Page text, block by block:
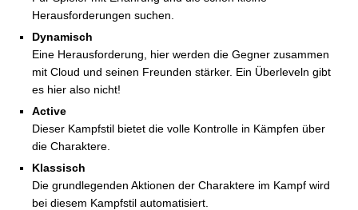
Herausforderungen suchen.
Dynamisch
Eine Herausforderung, hier werden die Gegner zusammen
mit Cloud und seinen Freunden stärker. Ein Überleveln gibt
es hier also nicht!
Active
Dieser Kampfstil bietet die volle Kontrolle in Kämpfen über
die Charaktere.
Klassisch
Die grundlegenden Aktionen der Charaktere im Kampf wird
bei diesem Kampfstil automatisiert.